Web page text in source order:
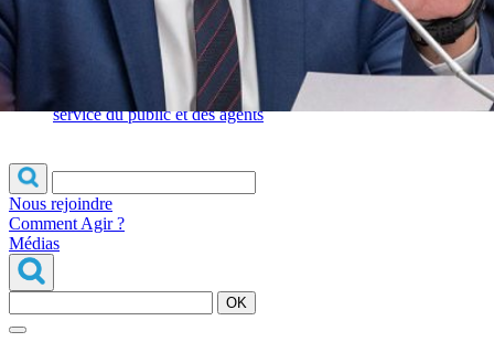
Action sociale
Contractuels
Le dialogue social engagé pour une Intelligence Artificielle au
service du public et des agents
Nous rejoindre
Comment Agir ?
Médias
OK